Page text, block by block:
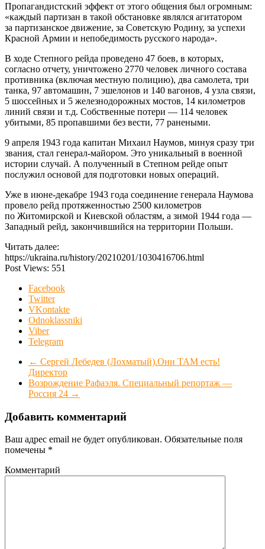
Пропагандистский эффект от этого общения был огромным:
«каждый партизан в такой обстановке являлся агитатором
за партизанское движение, за Советскую Родину, за успехи
Красной Армии и непобедимость русского народа».
В ходе Степного рейда проведено 47 боев, в которых,
согласно отчету, уничтожено 2770 человек личного состава
противника (включая местную полицию), два самолета, три
танка, 97 автомашин, 7 эшелонов и 140 вагонов, 4 узла связи,
5 шоссейных и 5 железнодорожных мостов, 14 километров
линий связи и т.д. Собственные потери — 114 человек
убитыми, 85 пропавшими без вести, 77 ранеными.
9 апреля 1943 года капитан Михаил Наумов, минуя сразу три
звания, стал генерал-майором. Это уникальный в военной
истории случай. А полученный в Степном рейде опыт
послужил основой для подготовки новых операций.
Уже в июне-декабре 1943 года соединение генерала Наумова
провело рейд протяженностью 2500 километров
по Житомирской и Киевской областям, а зимой 1944 года —
Западный рейд, закончившийся на территории Польши.
Читать далее:
https://ukraina.ru/history/20210201/1030416706.html
Post Views: 551
Facebook
Twitter
VKontakte
Odnoklassniki
Viber
Telegram
← Сергей Лебедев (Лохматый).Они ТАМ есть!
Директор
Возрождение Рафаэля. Специальный репортаж —
Россия 24 →
Добавить комментарий
Ваш адрес email не будет опубликован. Обязательные поля
помечены *
Комментарий